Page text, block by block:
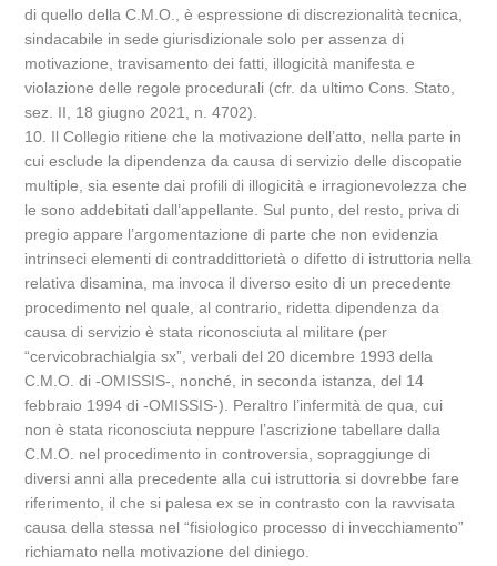
di quello della C.M.O., è espressione di discrezionalità tecnica,
sindacabile in sede giurisdizionale solo per assenza di
motivazione, travisamento dei fatti, illogicità manifesta e
violazione delle regole procedurali (cfr. da ultimo Cons. Stato,
sez. II, 18 giugno 2021, n. 4702).
10. Il Collegio ritiene che la motivazione dell’atto, nella parte in
cui esclude la dipendenza da causa di servizio delle discopatie
multiple, sia esente dai profili di illogicità e irragionevolezza che
le sono addebitati dall’appellante. Sul punto, del resto, priva di
pregio appare l’argomentazione di parte che non evidenzia
intrinseci elementi di contraddittorietà o difetto di istruttoria nella
relativa disamina, ma invoca il diverso esito di un precedente
procedimento nel quale, al contrario, ridetta dipendenza da
causa di servizio è stata riconosciuta al militare (per
“cervicobrachialgia sx”, verbali del 20 dicembre 1993 della
C.M.O. di -OMISSIS-, nonché, in seconda istanza, del 14
febbraio 1994 di -OMISSIS-). Peraltro l’infermità de qua, cui
non è stata riconosciuta neppure l’ascrizione tabellare dalla
C.M.O. nel procedimento in controversia, sopraggiunge di
diversi anni alla precedente alla cui istruttoria si dovrebbe fare
riferimento, il che si palesa ex se in contrasto con la ravvisata
causa della stessa nel “fisiologico processo di invecchiamento”
richiamato nella motivazione del diniego.